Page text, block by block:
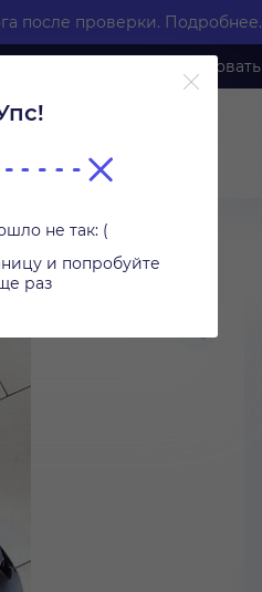
после проверки. Подробнее.
Как арендовать
не так: (
и попробуйте
раз